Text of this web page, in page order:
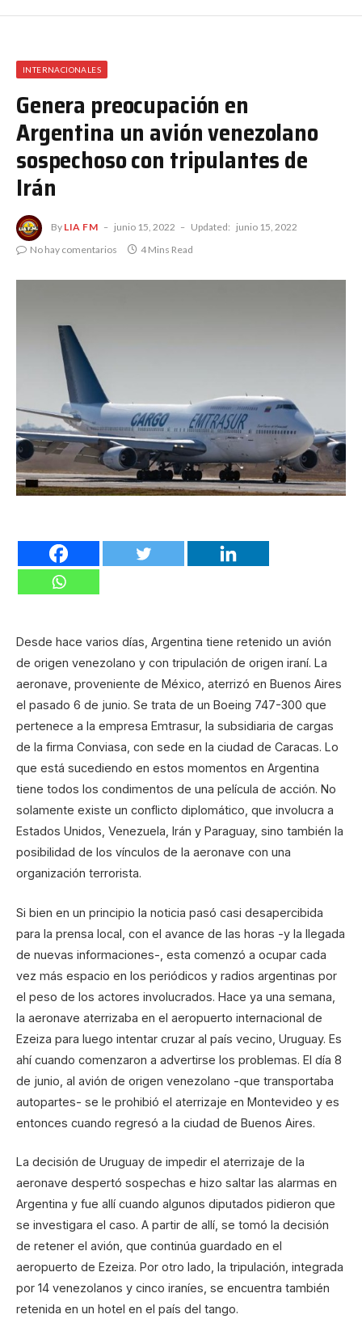
INTERNACIONALES
Genera preocupación en
Argentina un avión venezolano
sospechoso con tripulantes de
Irán
By LIA FM junio 15, 2022 Updated: junio 15, 2022
No hay comentarios
4 Mins Read
Desde hace varios días, Argentina tiene retenido un avión
de origen venezolano y con tripulación de origen iraní. La
aeronave, proveniente de México, aterrizó en Buenos Aires
el pasado 6 de junio. Se trata de un Boeing 747-300 que
pertenece a la empresa Emtrasur, la subsidiaria de cargas
de la firma Conviasa, con sede en la ciudad de Caracas. Lo
que está sucediendo en estos momentos en Argentina
tiene todos los condimentos de una película de acción. No
solamente existe un conflicto diplomático, que involucra a
Estados Unidos, Venezuela, Irán y Paraguay, sino también la
posibilidad de los vínculos de la aeronave con una
organización terrorista.
Si bien en un principio la noticia pasó casi desapercibida
para la prensa local, con el avance de las horas -y la llegada
de nuevas informaciones-, esta comenzó a ocupar cada
vez más espacio en los periódicos y radios argentinas por
el peso de los actores involucrados. Hace ya una semana,
la aeronave aterrizaba en el aeropuerto internacional de
Ezeiza para luego intentar cruzar al país vecino, Uruguay. Es
ahí cuando comenzaron a advertirse los problemas. El día 8
de junio, al avión de origen venezolano -que transportaba
autopartes- se le prohibió el aterrizaje en Montevideo y es
entonces cuando regresó a la ciudad de Buenos Aires.
La decisión de Uruguay de impedir el aterrizaje de la
aeronave despertó sospechas e hizo saltar las alarmas en
Argentina y fue allí cuando algunos diputados pidieron que
se investigara el caso. A partir de allí, se tomó la decisión
de retener el avión, que continúa guardado en el
aeropuerto de Ezeiza. Por otro lado, la tripulación, integrada
por 14 venezolanos y cinco iraníes, se encuentra también
retenida en un hotel en el país del tango.